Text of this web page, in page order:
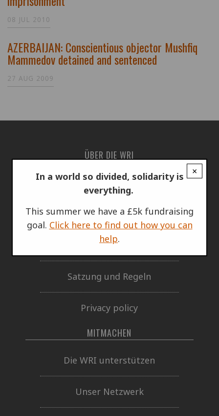
08 JUL 2010
AZERBAIJAN: Conscientious objector Mushfiq
Mammedov detained and sentenced
27 AUG 2009
×
In a world so divided, solidarity is
everything.
This summer we have a £5k fundraising
goal. Click here to find out how you can
help.
ÜBER DIE WRI
Wer wir sind
Jahresbericht
Wie wir uns finanzieren
Satzung und Regeln
Privacy policy
MITMACHEN
Die WRI unterstützen
Unser Netzwerk